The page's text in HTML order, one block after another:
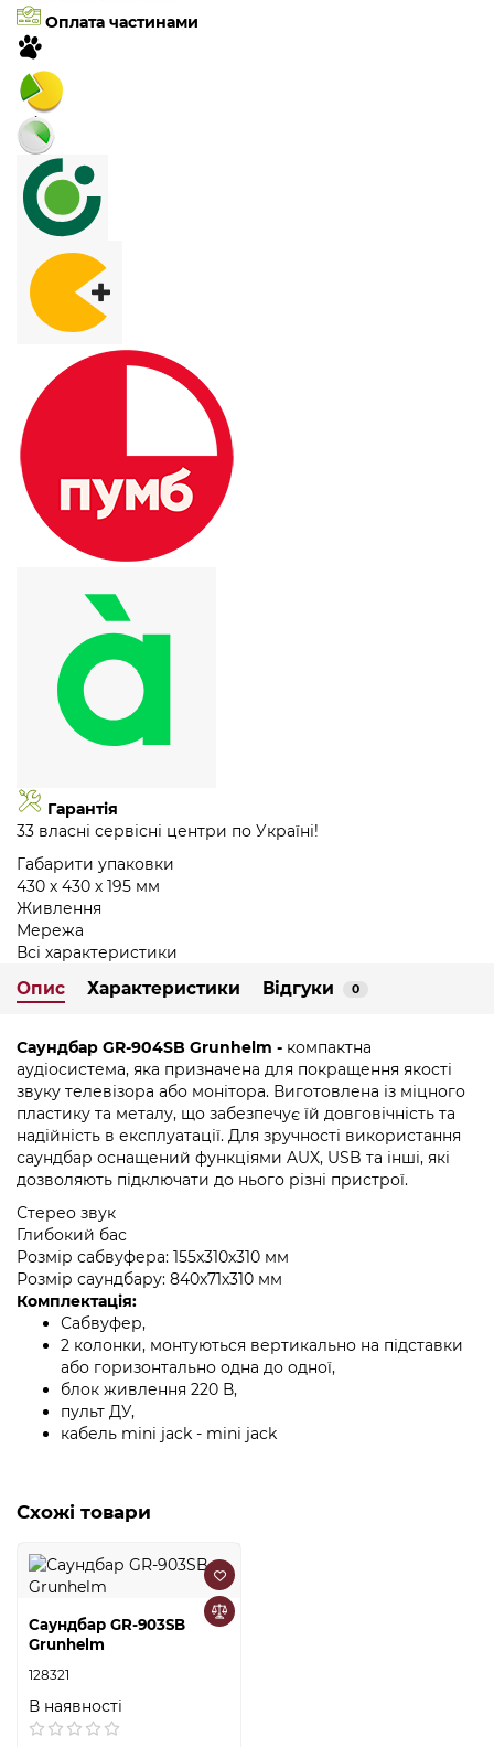
Оплата частинами
Гарантія
33 власні сервісні центри по Україні!
Габарити упаковки
430 х 430 х 195 мм
Живлення
Мережа
Всі характеристики
Опис Характеристики Відгуки 0
Саундбар GR-904SB Grunhelm - компактна
аудіосистема, яка призначена для покращення якості
звуку телевізора або монітора. Виготовлена із міцного
пластику та металу, що забезпечує їй довговічність та
надійність в експлуатації. Для зручності використання
саундбар оснащений функціями AUX, USB та інші, які
дозволяють підключати до нього різні пристрої.
Стерео звук
Глибокий бас
Розмір сабвуфера: 155х310х310 мм
Розмір саундбару: 840х71х310 мм
Комплектація:
Сабвуфер,
2 колонки, монтуються вертикально на підставки
або горизонтально одна до одної,
блок живлення 220 В,
пульт ДУ,
кабель mini jack - mini jack
Схожі товари
Саундбар GR-903SB
Grunhelm
128321
В наявності